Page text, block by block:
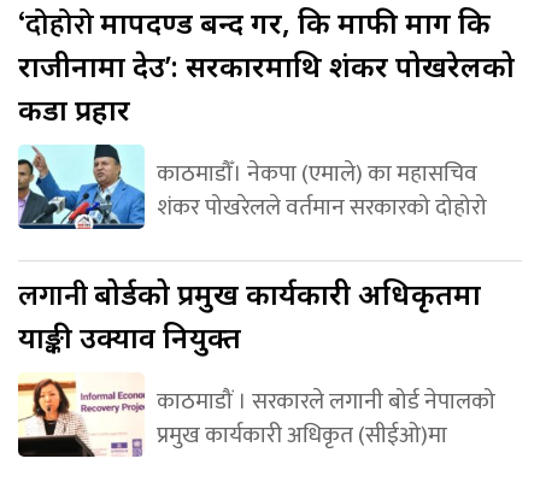
‘दोहोरोमापदण्ड बन्द गर, कि माफी माग कि
राजीनामा देउ’: सरकारमाथि शंकर पोखरेलको
कडा प्रहार
काठमाडौँ। नेकपा (एमाले) का महासचिव
शंकर पोखरेलले वर्तमान सरकारको दोहोरो
लगानीबोर्डको प्रमुख कार्यकारी अधिकृतमा
याङ्की उक्याव नियुक्त
काठमाडौं । सरकारले लगानी बोर्ड नेपालको
प्रमुख कार्यकारी अधिकृत (सीईओ)मा